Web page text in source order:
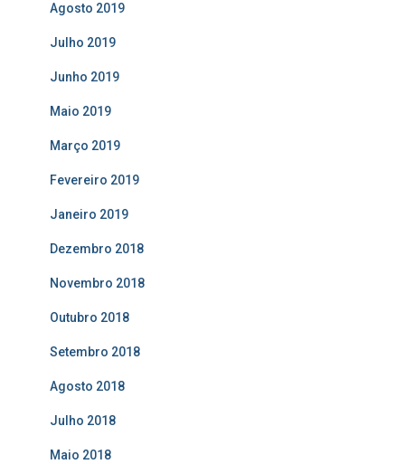
Agosto 2019
Julho 2019
Junho 2019
Maio 2019
Março 2019
Fevereiro 2019
Janeiro 2019
Dezembro 2018
Novembro 2018
Outubro 2018
Setembro 2018
Agosto 2018
Julho 2018
Maio 2018